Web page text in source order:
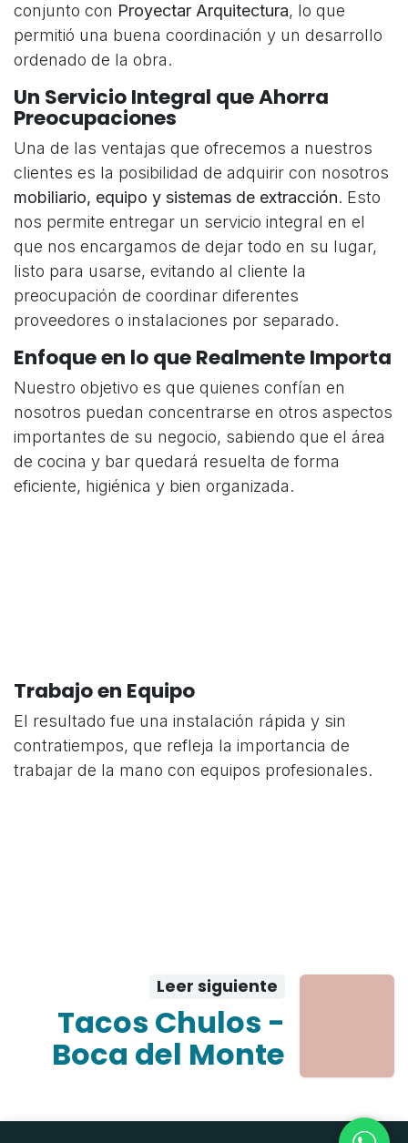
conjunto con Proyectar Arquitectura, lo que
permitió una buena coordinación y un desarrollo
ordenado de la obra.
Un Servicio Integral que Ahorra
Preocupaciones
Una de las ventajas que ofrecemos a nuestros
clientes es la posibilidad de adquirir con nosotros
mobiliario, equipo y sistemas de extracción. Esto
nos permite entregar un servicio integral en el
que nos encargamos de dejar todo en su lugar,
listo para usarse, evitando al cliente la
preocupación de coordinar diferentes
proveedores o instalaciones por separado.
Enfoque en lo que Realmente Importa
Nuestro objetivo es que quienes confían en
nosotros puedan concentrarse en otros aspectos
importantes de su negocio, sabiendo que el área
de cocina y bar quedará resuelta de forma
eficiente, higiénica y bien organizada.
Trabajo en Equipo
El resultado fue una instalación rápida y sin
contratiempos, que refleja la importancia de
trabajar de la mano con equipos profesionales.
Leer siguiente
Tacos Chulos -
Boca del Monte